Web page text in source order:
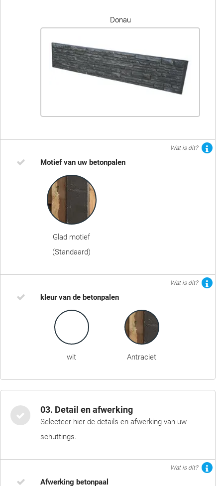
Donau
Wat is dit?
Motief van uw betonpalen
Glad motief
(Standaard)
Wat is dit?
kleur van de betonpalen
wit Antraciet
03. Detail en afwerking
Selecteer hier de details en afwerking van uw
schuttings.
Wat is dit?
Afwerking betonpaal